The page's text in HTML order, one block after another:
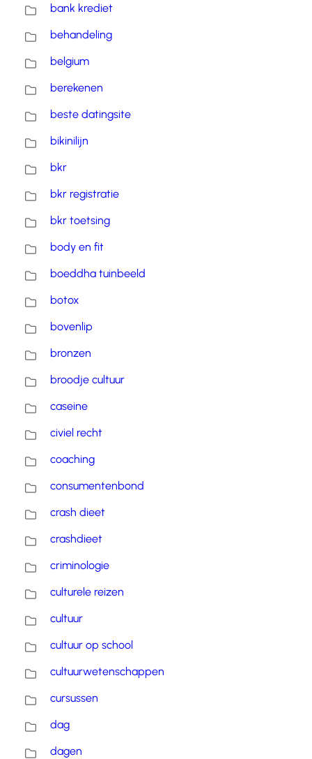
bank krediet
behandeling
belgium
berekenen
beste datingsite
bikinilijn
bkr
bkr registratie
bkr toetsing
body en fit
boeddha tuinbeeld
botox
bovenlip
bronzen
broodje cultuur
caseine
civiel recht
coaching
consumentenbond
crash dieet
crashdieet
criminologie
culturele reizen
cultuur
cultuur op school
cultuurwetenschappen
cursussen
dag
dagen